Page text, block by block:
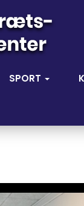
SPORT